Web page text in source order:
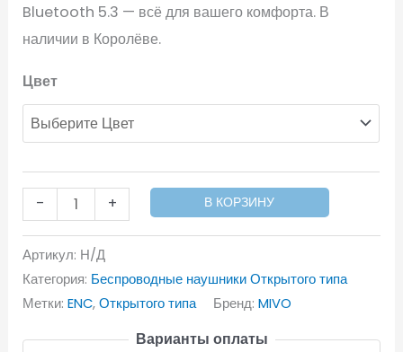
Bluetooth 5.3 — всё для вашего комфорта. В
наличии в Королёве.
Цвет
- + В КОРЗИНУ
Артикул: Н/Д
Категория: Беспроводные наушники Открытого типа
Метки:ENC,Открытого типа Бренд:MIVO
Варианты оплаты